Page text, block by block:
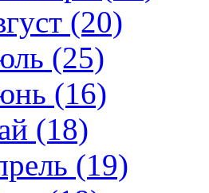
(20)
(25)
(16)
(18)
(19)